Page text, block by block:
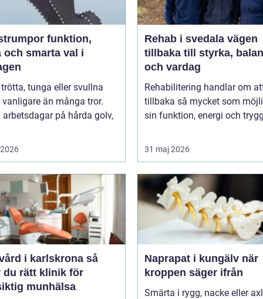
funktion,
och smarta val i
tunga eller svullna
vanligare än många tror.
arbetsdagar på hårda golv,
Rehab i svedala vägen
tillbaka till styrka,
och vardag
Rehabilitering handlar om
tillbaka så mycket som
sin funktion, energi och
31 maj 2026
i karlskrona så
du rätt klinik för
munhälsa
Naprapat i kungälv när
kroppen säger ifrån
Smärta i rygg, nacke eller